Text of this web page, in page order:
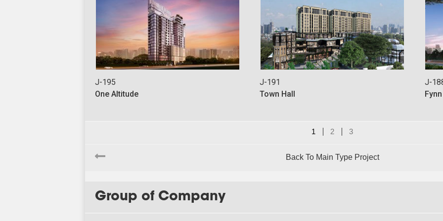
J-195
One Altitude
J-191
Town Hall
J-
1 2 3
Back To Main Type Project
Group of Company